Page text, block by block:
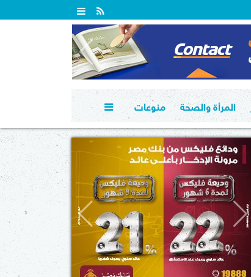
المرأة والصحة منوعات 